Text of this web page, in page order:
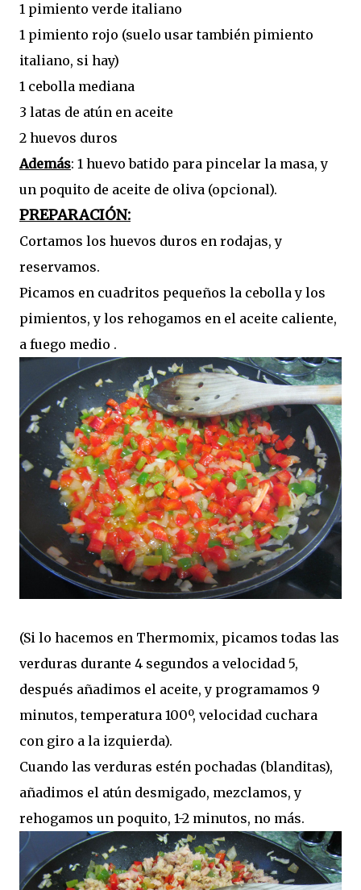
1 pimiento verde italiano
1 pimiento rojo (suelo usar también pimiento
italiano, si hay)
1 cebolla mediana
3 latas de atún en aceite
2 huevos duros
Además: 1 huevo batido para pincelar la masa, y
un poquito de aceite de oliva (opcional).
PREPARACIÓN:
Cortamos los huevos duros en rodajas, y
reservamos.
Picamos en cuadritos pequeños la cebolla y los
pimientos, y los rehogamos en el aceite caliente,
a fuego medio .
(Si lo hacemos en Thermomix, picamos todas las
verduras durante 4 segundos a velocidad 5,
después añadimos el aceite, y programamos 9
minutos, temperatura 100º, velocidad cuchara
con giro a la izquierda).
Cuando las verduras estén pochadas (blanditas),
añadimos el atún desmigado, mezclamos, y
rehogamos un poquito, 1-2 minutos, no más.